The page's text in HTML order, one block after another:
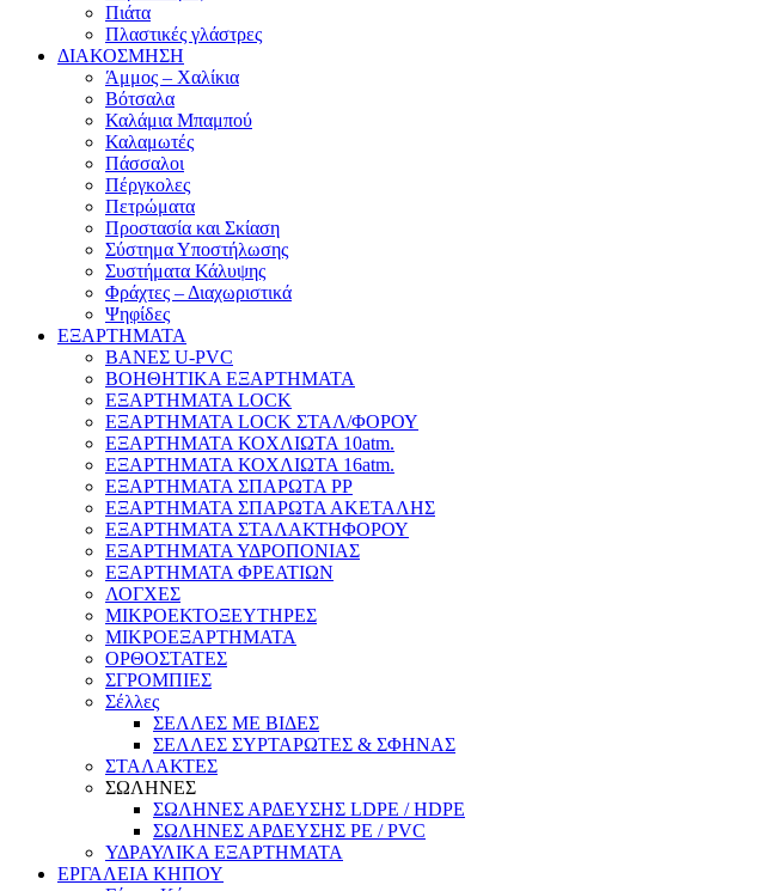
Πιάτα
Πλαστικές γλάστρες
ΔΙΑΚΟΣΜΗΣΗ
Άμμος – Χαλίκια
Βότσαλα
Καλάμια Μπαμπού
Καλαμωτές
Πάσσαλοι
Πέργκολες
Πετρώματα
Προστασία και Σκίαση
Σύστημα Υποστήλωσης
Συστήματα Κάλυψης
Φράχτες – Διαχωριστικά
Ψηφίδες
ΕΞΑΡΤΗΜΑΤΑ
ΒΑΝΕΣ U-PVC
ΒΟΗΘΗΤΙΚΑ ΕΞΑΡΤΗΜΑΤΑ
ΕΞΑΡΤΗΜΑΤΑ LOCK
ΕΞΑΡΤΗΜΑΤΑ LOCK ΣΤΑΛ/ΦΟΡΟΥ
ΕΞΑΡΤΗΜΑΤΑ ΚΟΧΛΙΩΤΑ 10atm.
ΕΞΑΡΤΗΜΑΤΑ ΚΟΧΛΙΩΤΑ 16atm.
ΕΞΑΡΤΗΜΑΤΑ ΣΠΑΡΩΤΑ PP
ΕΞΑΡΤΗΜΑΤΑ ΣΠΑΡΩΤΑ ΑΚΕΤΑΛΗΣ
ΕΞΑΡΤΗΜΑΤΑ ΣΤΑΛΑΚΤΗΦΟΡΟΥ
ΕΞΑΡΤΗΜΑΤΑ ΥΔΡΟΠΟΝΙΑΣ
ΕΞΑΡΤΗΜΑΤΑ ΦΡΕΑΤΙΩΝ
ΛΟΓΧΕΣ
ΜΙΚΡΟΕΚΤΟΞΕΥΤΗΡΕΣ
ΜΙΚΡΟΕΞΑΡΤΗΜΑΤΑ
ΟΡΘΟΣΤΑΤΕΣ
ΣΓΡΟΜΠΙΕΣ
Σέλλες
ΣΕΛΛΕΣ ΜΕ ΒΙΔΕΣ
ΣΕΛΛΕΣ ΣΥΡΤΑΡΩΤΕΣ & ΣΦΗΝΑΣ
ΣΤΑΛΑΚΤΕΣ
ΣΩΛΗΝΕΣ
ΣΩΛΗΝΕΣ ΑΡΔΕΥΣΗΣ LDPE / HDPE
ΣΩΛΗΝΕΣ ΑΡΔΕΥΣΗΣ PE / PVC
ΥΔΡΑΥΛΙΚΑ ΕΞΑΡΤΗΜΑΤΑ
ΕΡΓΑΛΕΙΑ ΚΗΠΟΥ